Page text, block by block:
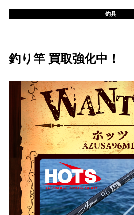
釣具
釣り竿 買取強化中！